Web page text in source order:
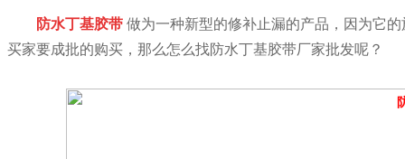
防水丁基胶带 做为一种新型的修补止漏的产品，因为它
买家要成批的购买，那么怎么找防水丁基胶带厂家批发呢？